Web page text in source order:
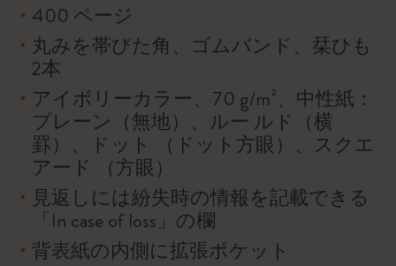
400 ページ
丸みを帯びた角、ゴムバンド、栞ひも
2本
アイボリーカラー、70 g/m²、中性紙：
プレーン（無地）、ルー ルド（横
罫）、ドット （ドット方眼）、スクエ
アード （方眼）
見返しには紛失時の情報を記載できる
「In case of loss」の欄
背表紙の内側に拡張ポケット